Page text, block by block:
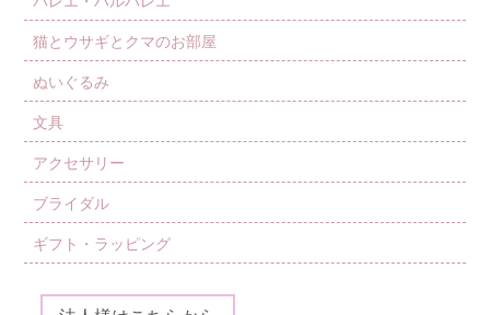
猫とウサギとクマのお部屋
ぬいぐるみ
文具
アクセサリー
ブライダル
ギフト・ラッピング